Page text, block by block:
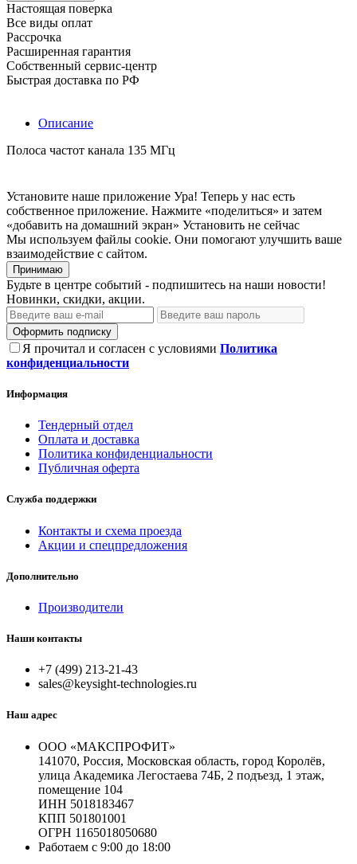
Настоящая поверка
Все виды оплат
Рассрочка
Расширенная гарантия
Собственный сервис-центр
Быстрая доставка по РФ
Описание
Полоса частот канала 135 МГц
Установите наше приложение Ура! Теперь у нас есть
собственное приложение. Нажмите «поделиться» и затем
«добавить на домашний экран» Установить не сейчас
Мы используем файлы cookie. Они помогают улучшить ваше
взаимодействие с сайтом.
Принимаю
Будьте в центре событий - подпишитесь на наши новости!
Новинки, скидки, акции.
Оформить подписку
Я прочитал и согласен с условиями Политика
конфиденциальности
Информация
Тендерный отдел
Оплата и доставка
Политика конфиденциальности
Публичная оферта
Служба поддержки
Контакты и схема проезда
Акции и спецпредложения
Дополнительно
Производители
Наши контакты
+7 (499) 213-21-43
sales@keysight-technologies.ru
Наш адрес
ООО «МАКСПРОФИТ»
141070, Россия, Московская область, город Королёв,
улица Академика Легостаева 74Б, 2 подъезд, 1 этаж,
помещение 104
ИНН 5018183467
КПП 501801001
ОГРН 1165018050680
Работаем с 9:00 до 18:00